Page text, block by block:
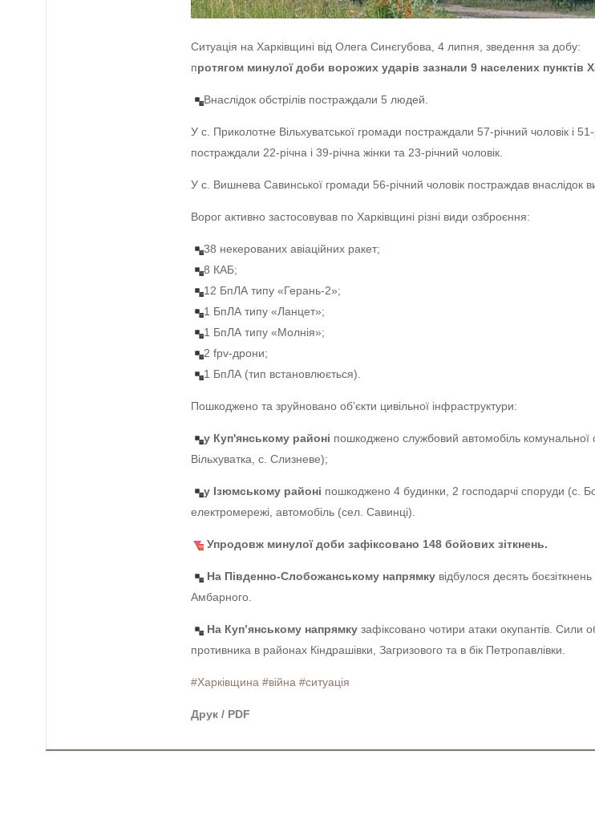
Ситуація на Харківщині від Олега Синєгубова, 4 липня, зведення за добу:
протягом минулої доби ворожих ударів зазнали 9 населених пунктів
Внаслідок обстрілів постраждали 5 людей.
У с. Приколотне Вільхуватської громади постраждали 57-річний чоловік і
постраждали 22-річна і 39-річна жінки та 23-річний чоловік.
У с. Вишнева Савинської громади 56-річний чоловік постраждав внаслідок
Ворог активно застосовував по Харківщині різні види озброєння:
38 некерованих авіаційних ракет;
8 КАБ;
12 БпЛА типу «Герань-2»;
1 БпЛА типу «Ланцет»;
1 БпЛА типу «Молнія»;
2 fpv-дрони;
1 БпЛА (тип встановлюється).
Пошкоджено та зруйновано обʼєкти цивільної інфраструктури:
у Куп'янському районі пошкоджено службовий автомобіль комунальної
Вільхуватка, с. Слизневе);
у Ізюмському районі пошкоджено 4 будинки, 2 господарчі споруди (с.
електромережі, автомобіль (сел. Савинці).
Упродовж минулої доби зафіксовано 148 бойових зіткнень.
На Південно-Слобожанському напрямкувідбулося десять
Амбарного.
На Куп’янському напрямкузафіксовано чотири атаки окупантів. Сили
противника в районах Кіндрашівки, Загризового та в бік Петропавлівки.
#Харківщина #війна #ситуація
Друк / PDF